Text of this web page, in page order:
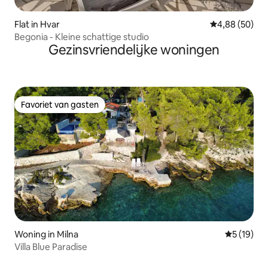
Flat in Hvar Gemiddelde
4,88 (50)
Begonia - Kleine schattige studio
Gezinsvriendelijke woningen
Favoriet van gasten
Favoriet van gasten
Woning in Milna
5 (19)
Villa Blue Paradise